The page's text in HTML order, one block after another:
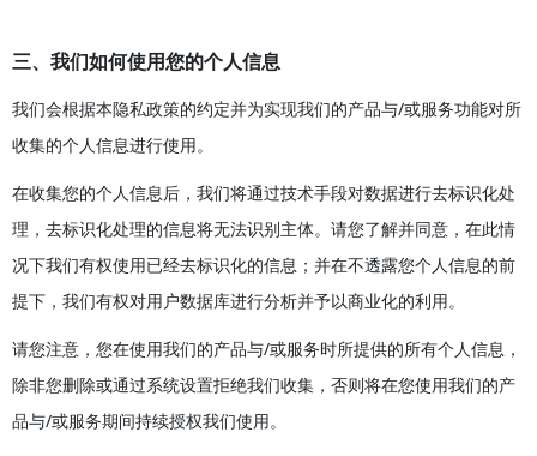
三、我们如何使用您的个人信息
我们会根据本隐私政策的约定并为实现我们的产品与/或服务功能对所
收集的个人信息进行使用。
在收集您的个人信息后，我们将通过技术手段对数据进行去标识化处
理，去标识化处理的信息将无法识别主体。请您了解并同意，在此情
况下我们有权使用已经去标识化的信息；并在不透露您个人信息的前
提下，我们有权对用户数据库进行分析并予以商业化的利用。
请您注意，您在使用我们的产品与/或服务时所提供的所有个人信息，
除非您删除或通过系统设置拒绝我们收集，否则将在您使用我们的产
品与/或服务期间持续授权我们使用。